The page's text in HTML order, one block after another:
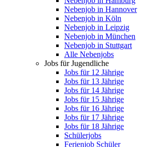
Nebenjob in Hannover
Nebenjob in Köln
Nebenjob in Leipzig
Nebenjob in München
Nebenjob in Stuttgart
Alle Nebenjobs
Jobs für Jugendliche
Jobs für 12 Jährige
Jobs für 13 Jährige
Jobs für 14 Jährige
Jobs für 15 Jährige
Jobs für 16 Jährige
Jobs für 17 Jährige
Jobs für 18 Jährige
Schülerjobs
Ferienjob Schüler